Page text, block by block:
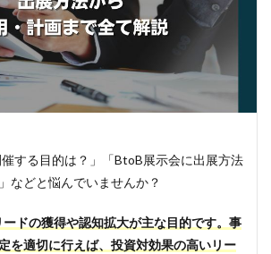
催する目的は？」「BtoB展示会に出展方法
などと悩んでいませんか？
ドの獲得や認知拡大が主な目的です。事
を適切に行えば、投資対効果の高いリー
HRセミナー HR展示会
アプローチ
オンライン展示会
ーセキュリティ
スマートファクトリー
バーチャル展示会
メリット リード獲得
交流会
検索